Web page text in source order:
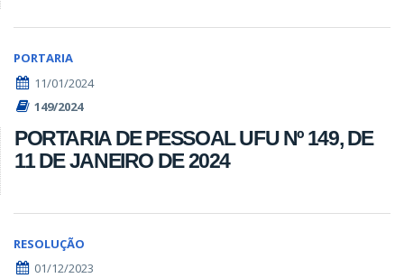
PORTARIA
11/01/2024
149/2024
PORTARIA DE PESSOAL UFU Nº 149, DE
11 DE JANEIRO DE 2024
RESOLUÇÃO
01/12/2023